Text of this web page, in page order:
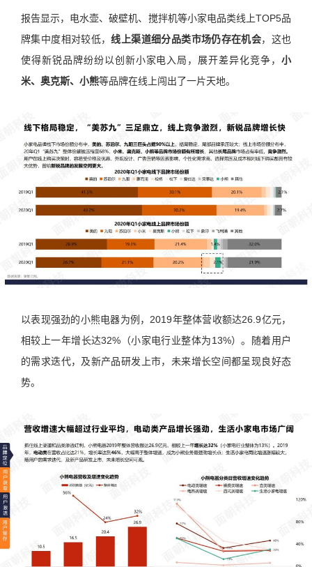
报告显示，电水壶、破壁机、搅拌机等小家电品类线上TOP5品
牌集中度相对较低，线上渠道细分品类市场仍存在机会，这也
使得新锐品牌纷纷以创新小家电入局，展开差异化竞争， 小
米、奥克斯、小熊等品牌在线上闯出了一片天地。
以表现强劲的小熊电器为例，2019年整体营收额达26.9亿元，
相较上一年增长达32%（小家电行业整体为13%）。随着用户
的需求迭代，及新产品研发上市，未来增长空间都呈现良好态
势。